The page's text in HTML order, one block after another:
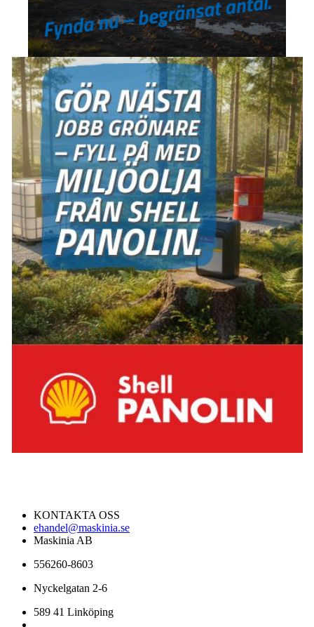
KONTAKTA OSS
ehandel@maskinia.se
Maskinia AB
556260-8603
Nyckelgatan 2-6
589 41 Linköping